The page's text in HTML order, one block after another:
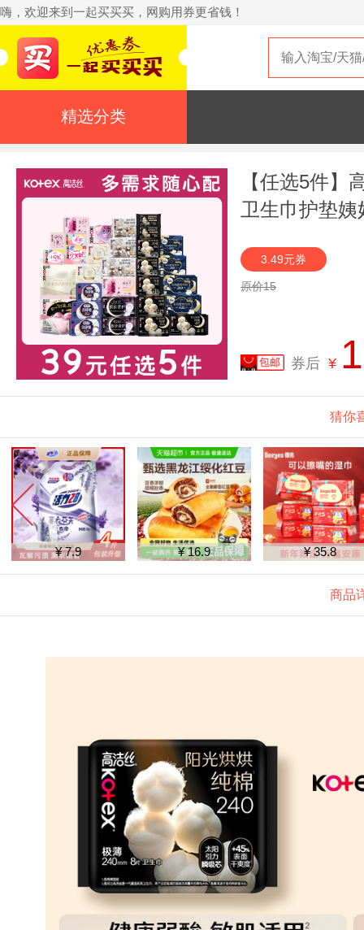
嗨，欢迎来到一起买买买，网购用券更省钱！
精选分类
【任选5件】
卫生巾护垫
3.49元券
原价15
券后 ¥
猜你
¥ 7.9 ¥ 16.9 ¥ 35.8
商品